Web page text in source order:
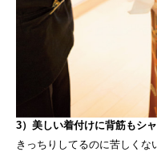
3）美しい着付けに背筋もシャ
きっちりしてるのに苦しく